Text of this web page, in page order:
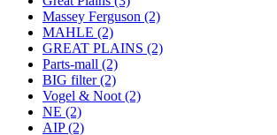
Massey Ferguson (2)
MAHLE (2)
GREAT PLAINS (2)
Parts-mall (2)
BIG filter (2)
Vogel & Noot (2)
NE (2)
AIP (2)